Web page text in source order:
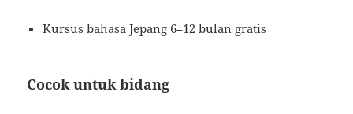
Kursus bahasa Jepang 6–12 bulan gratis
Cocok untuk bidang